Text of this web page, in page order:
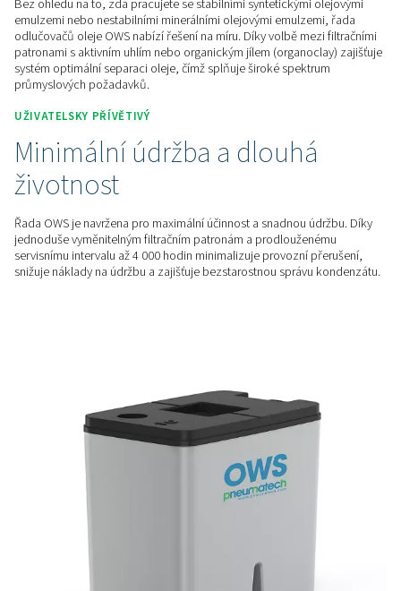
Odlučovače oleje OWS 25-5300 využívají pokročilou
filtraci s polypropylenem a aktivním uhlím nebo
(organoclay), což umožňuje dosažení extrémně nízkých
vypouštěné vodě – až 5 ppm. Tento systém splňuje i ty
ekologickou stopu a zajistit legální a bezpečnou likvidaci
FLEXIBILNÍ DESIGN
Flexibilita pro všechny typy
emulzí
průmyslových požadavků.
UŽIVATELSKY PŘÍVĚTIVÝ
Minimální údržba a dlouhá
životnost
Řada OWS je navržena pro maximální účinnost a snadnou